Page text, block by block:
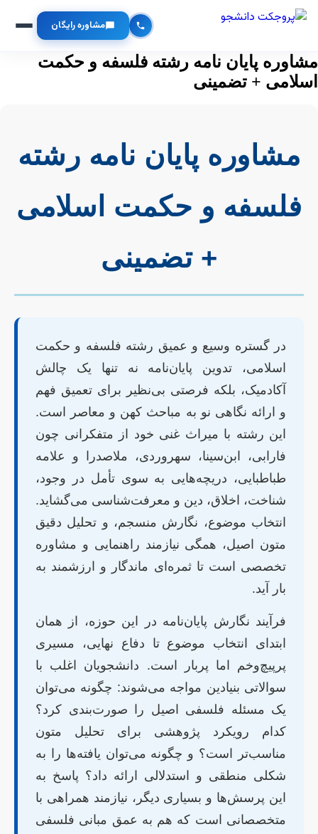
مشاوره رایگان
مشاوره پایان نامه رشته فلسفه و حکمت
اسلامی + تضمینی
مشاوره پایان نامه رشته
فلسفه و حکمت اسلامی
+ تضمینی
در گستره وسیع و عمیق رشته فلسفه و حکمت
اسلامی، تدوین پایان‌نامه نه تنها یک چالش
آکادمیک، بلکه فرصتی بی‌نظیر برای تعمیق فهم
و ارائه نگاهی نو به مباحث کهن و معاصر است.
این رشته با میراث غنی خود از متفکرانی چون
فارابی، ابن‌سینا، سهروردی، ملاصدرا و علامه
طباطبایی، دریچه‌هایی به سوی تأمل در وجود،
شناخت، اخلاق، دین و معرفت‌شناسی می‌گشاید.
انتخاب موضوع، نگارش منسجم، و تحلیل دقیق
متون اصیل، همگی نیازمند راهنمایی و مشاوره
تخصصی است تا ثمره‌ای ماندگار و ارزشمند به
بار آید.
فرآیند نگارش پایان‌نامه در این حوزه، از همان
ابتدای انتخاب موضوع تا دفاع نهایی، مسیری
پرپیچ‌وخم اما پربار است. دانشجویان اغلب با
سوالاتی بنیادین مواجه می‌شوند: چگونه می‌توان
یک مسئله فلسفی اصیل را صورت‌بندی کرد؟
کدام رویکرد پژوهشی برای تحلیل متون
مناسب‌تر است؟ و چگونه می‌توان یافته‌ها را به
شکلی منطقی و استدلالی ارائه داد؟ پاسخ به
این پرسش‌ها و بسیاری دیگر، نیازمند همراهی با
متخصصانی است که هم به عمق مبانی فلسفی